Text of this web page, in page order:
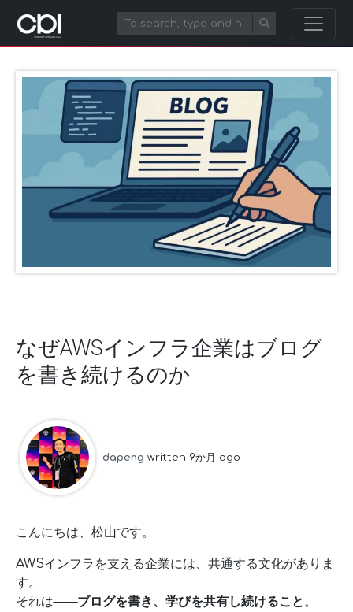
なぜAWSインフラ企業はブログ
を書き続けるのか
dapeng written 9か月 ago
こんにちは、松山です。
AWSインフラを支える企業には、共通する文化がありま
す。
それは——ブログを書き、学びを共有し続けること。